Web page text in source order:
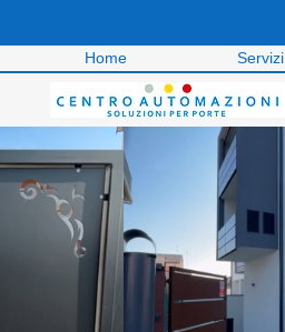
Home Servizi